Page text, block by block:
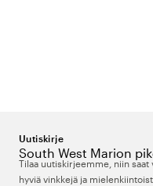
South West Marion
Uutiskirje
Tilaa uutiskirjeemme, niin
hyviä vinkkejä ja